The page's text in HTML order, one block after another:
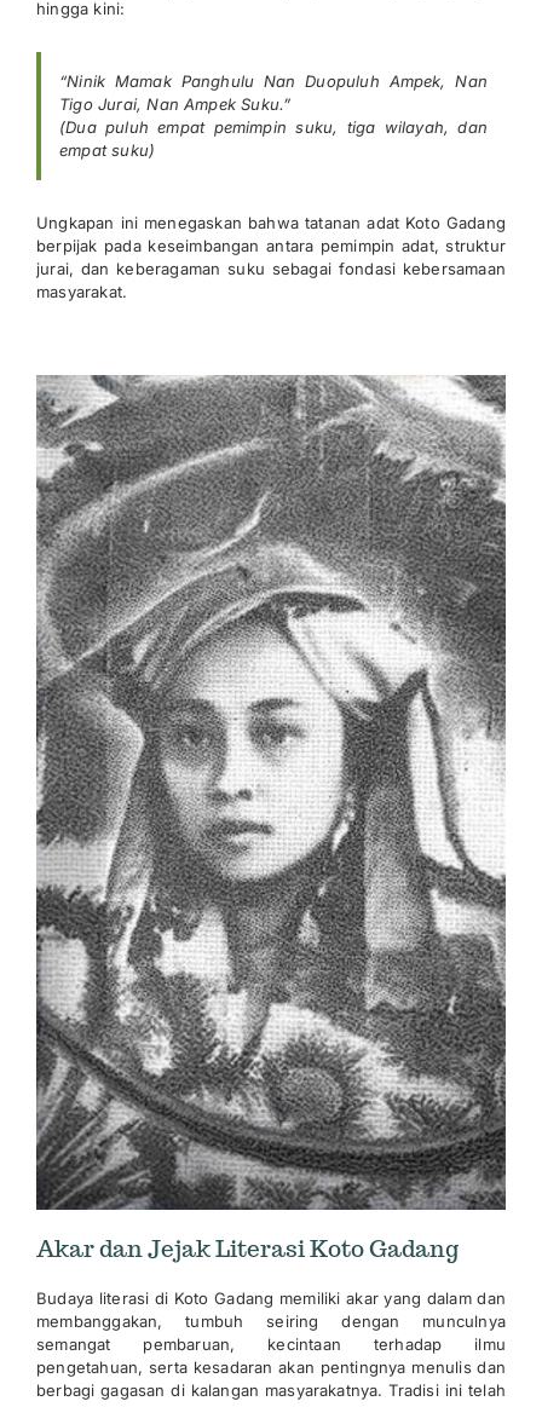
hingga kini:
“Ninik Mamak Panghulu Nan Duopuluh Ampek, Nan
Tigo Jurai, Nan Ampek Suku.”
(Dua puluh empat pemimpin suku, tiga wilayah, dan
empat suku)
Ungkapan ini menegaskan bahwa tatanan adat Koto Gadang
berpijak pada keseimbangan antara pemimpin adat, struktur
jurai, dan keberagaman suku sebagai fondasi kebersamaan
masyarakat.
Akar dan Jejak Literasi Koto Gadang
Budaya literasi di Koto Gadang memiliki akar yang dalam dan
membanggakan, tumbuh seiring dengan munculnya
semangat pembaruan, kecintaan terhadap ilmu
pengetahuan, serta kesadaran akan pentingnya menulis dan
berbagi gagasan di kalangan masyarakatnya. Tradisi ini telah